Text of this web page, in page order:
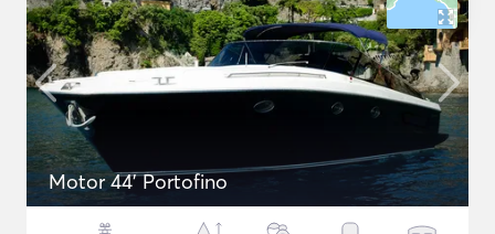
Motor 44' Portofino